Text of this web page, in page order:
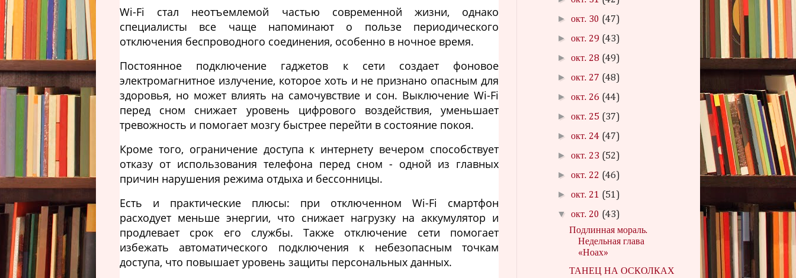
Wi-Fi стал неотъемлемой частью современной жизни, однако
специалисты все чаще напоминают о пользе периодического
отключения беспроводного соединения, особенно в ночное время.
Постоянное подключение гаджетов к сети создает фоновое
электромагнитное излучение, которое хоть и не признано опасным для
здоровья, но может влиять на самочувствие и сон. Выключение Wi-Fi
перед сном снижает уровень цифрового воздействия, уменьшает
тревожность и помогает мозгу быстрее перейти в состояние покоя.
Кроме того, ограничение доступа к интернету вечером способствует
отказу от использования телефона перед сном - одной из главных
причин нарушения режима отдыха и бессонницы.
Есть и практические плюсы: при отключенном Wi-Fi смартфон
расходует меньше энергии, что снижает нагрузку на аккумулятор и
продлевает срок его службы. Также отключение сети помогает
избежать автоматического подключения к небезопасным точкам
доступа, что повышает уровень защиты персональных данных.
►окт. 30 (47)
►окт. 29 (43)
►окт. 28 (49)
►окт. 27 (48)
►окт. 26 (44)
►окт. 25 (37)
►окт. 24 (47)
►окт. 23 (52)
►окт. 22 (46)
►окт. 21 (51)
▼окт. 20 (43)
Подлинная мораль.
Недельная глава
«Ноах»
ТАНЕЦ НА ОСКОЛКАХ